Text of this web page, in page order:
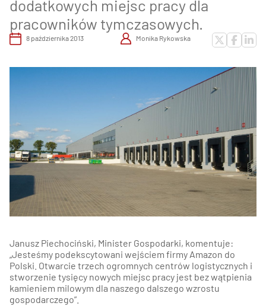
dodatkowych miejsc pracy dla
pracowników tymczasowych.
8 października 2013 Monika Rykowska
Janusz Piechociński, Minister Gospodarki, komentuje:
„Jesteśmy podekscytowani wejściem firmy Amazon do
Polski. Otwarcie trzech ogromnych centrów logistycznych i
stworzenie tysięcy nowych miejsc pracy jest bez wątpienia
kamieniem milowym dla naszego dalszego wzrostu
gospodarczego”.